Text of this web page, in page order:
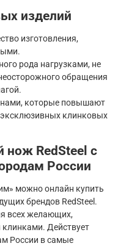
изделий
изготовления,
рода нагрузками, не
обращения
которые повышают
клинковых
нож RedSteel с
России
можно онлайн купить
брендов RedSteel.
всех желающих,
Действует
России в самые